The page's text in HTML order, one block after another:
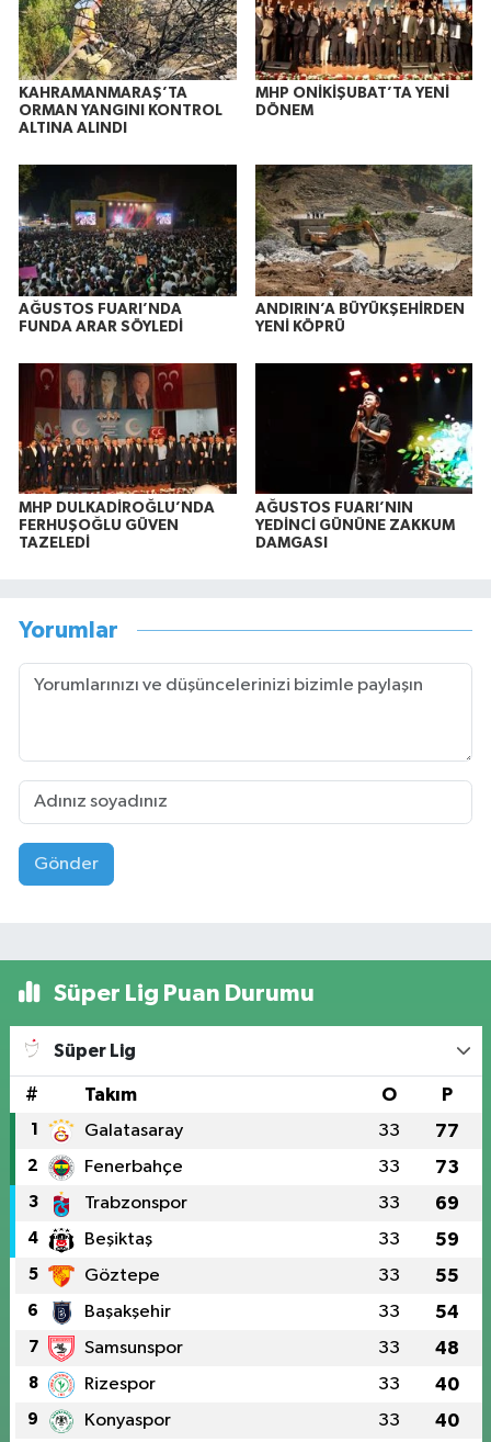
KAHRAMANMARAŞ’TA
ORMAN YANGINI KONTROL
ALTINA ALINDI
MHP ONİKİŞUBAT’TA YENİ
DÖNEM
AĞUSTOS FUARI’NDA
FUNDA ARAR SÖYLEDİ
ANDIRIN’A BÜYÜKŞEHİRDEN
YENİ KÖPRÜ
MHP DULKADİROĞLU’NDA
FERHUŞOĞLU GÜVEN
TAZELEDİ
AĞUSTOS FUARI’NIN
YEDİNCİ GÜNÜNE ZAKKUM
DAMGASI
Yorumlar
Gönder
Süper Lig Puan Durumu
Süper Lig
# Takım O P
1 Galatasaray 33 77
2 Fenerbahçe 33 73
3 Trabzonspor 33 69
4 Beşiktaş 33 59
5 Göztepe 33 55
6 Başakşehir 33 54
7 Samsunspor 33 48
8 Rizespor 33 40
9 Konyaspor 33 40